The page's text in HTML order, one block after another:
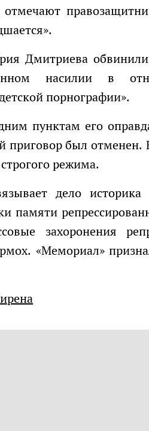
отмечают
насилии в
порнографии».
приговор был отменен.
режима.
памяти
захоронения
«Мемориал»